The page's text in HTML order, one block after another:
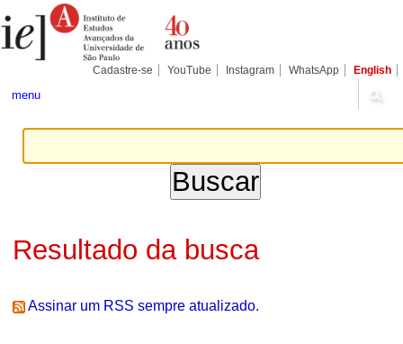
para
conteúdo.
Pessoais
Cadastre-se YouTube Instagram WhatsApp English
menu
Resultado da busca
Assinar um RSS sempre atualizado.